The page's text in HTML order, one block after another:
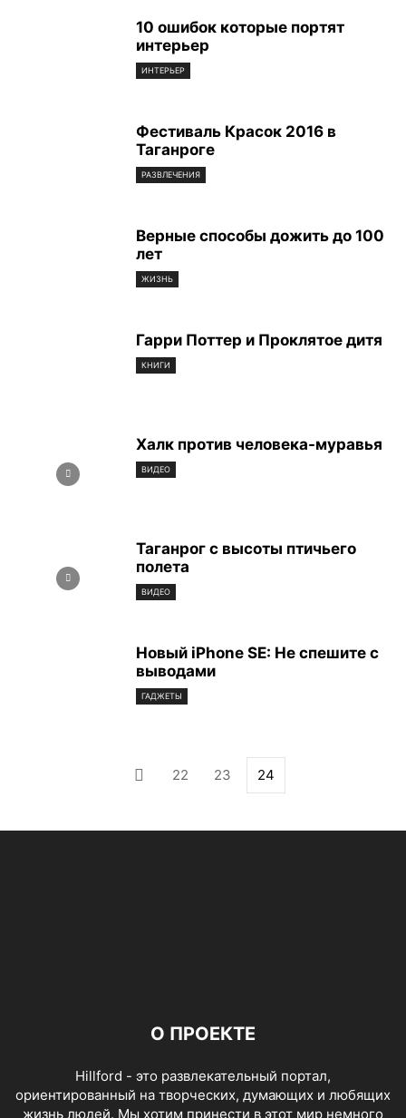
10 ошибок которые портят
интерьер
ИНТЕРЬЕР
Фестиваль Красок 2016 в
Таганроге
РАЗВЛЕЧЕНИЯ
Верные способы дожить до 100
лет
ЖИЗНЬ
Гарри Поттер и Проклятое дитя
КНИГИ
Халк против человека-муравья
ВИДЕО
Таганрог с высоты птичьего
полета
ВИДЕО
Новый iPhone SE: Не спешите с
выводами
ГАДЖЕТЫ
22 23 24
О ПРОЕКТЕ
Hillford - это развлекательный портал,
ориентированный на творческих, думающих и любящих
жизнь людей. Мы хотим принести в этот мир немного